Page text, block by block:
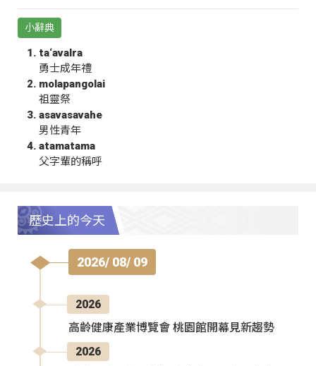
小辭典
ta‘avalra
勇士成年禮
molapangolai
祖靈祭
asavasavahe
男性青年
atamatama
父字輩的稱呼
歷史上的今天
2026/ 08/ 09
2026
高齡健康產業博覽會 桃園館開幕見新趨勢
2026